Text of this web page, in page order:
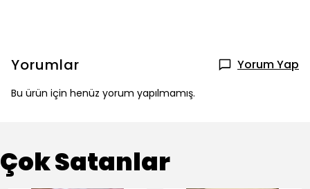
Yorumlar Yorum Yap
Bu ürün için henüz yorum yapılmamış.
Çok Satanlar